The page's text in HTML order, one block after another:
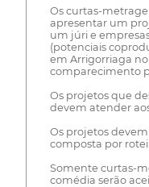
Os curtas-
apresentar um
um júri e
(potenciais
em Arrigorriaga
comparecimento
Os projetos que
devem atender
Os projetos
composta por
Somente curtas-
comédia serão